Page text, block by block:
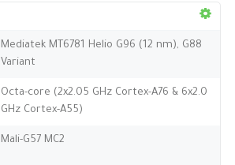
Mediatek MT6781 Helio G96 (12 nm), G88
Variant
Octa-core (2x2.05 GHz Cortex-A76 & 6x2.0
GHz Cortex-A55)
Mali-G57 MC2